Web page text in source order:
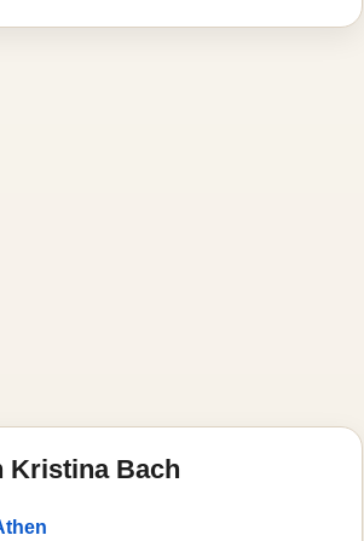
Kristina Bach